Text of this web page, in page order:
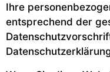
Ihre
entsprechend der